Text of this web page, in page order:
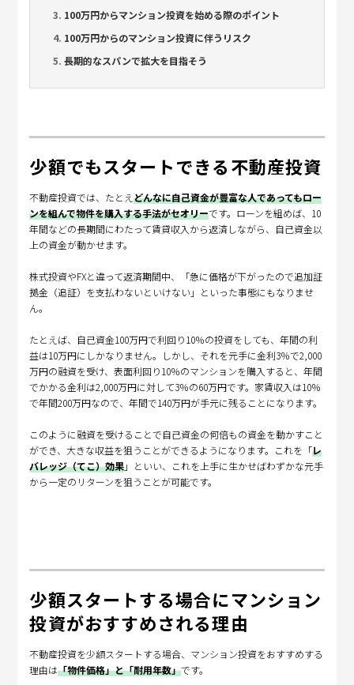
100万円からマンション投資を始める際のポイント
100万円からのマンション投資に伴うリスク
長期的なスパンで拡大を目指そう
少額でもスタートできる不動産投資
不動産投資では、たとえどんなに自己資金が豊富な人であってもロー
ンを組んで物件を購入する手法がセオリーです。ローンを組めば、10
年間などの長期間にわたって賃貸収入から返済しながら、自己資金以
上の資金が動かせます。
株式投資やFXと違って返済期間中、「急に価格が下がったので追加証
拠金（追証）を支払わないといけない」といった事態にもなりませ
ん。
たとえば、自己資金100万円で利回り10％の投資をしても、年間の利
益は10万円にしかなりません。しかし、それを元手に金利3％で2,000
万円の融資を受け、表面利回り10％のマンションを購入すると、年間
でかかる金利は2,000万円に対して3％の60万円です。家賃収入は10％
で年間200万円なので、年間で140万円が手元に残ることになります。
このように融資を受けることで自己資金の何倍もの資金を動かすこと
ができ、大きな収益を狙うことができるようになります。これを「レ
バレッジ（てこ）効果」といい、これを上手に生かせばわずかな元手
から一定のリターンを狙うことが可能です。
少額スタートする場合にマンション
投資がおすすめされる理由
不動産投資を少額スタートする場合、マンション投資をおすすめする
理由は「物件価格」と「耐用年数」です。